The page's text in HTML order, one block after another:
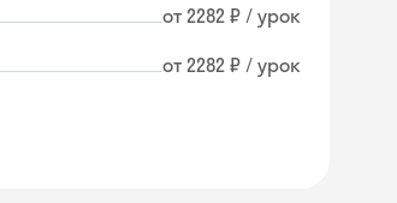
от 2282 ₽ / урок
от 2282 ₽ / урок